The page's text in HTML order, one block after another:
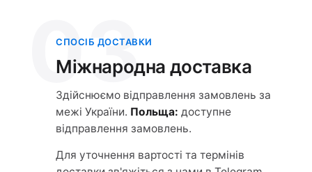
03
СПОСІБ ДОСТАВКИ
Міжнародна доставка
Здійснюємо відправлення замовлень за
межі України. Польща: доступне
відправлення замовлень.
Для уточнення вартості та термінів